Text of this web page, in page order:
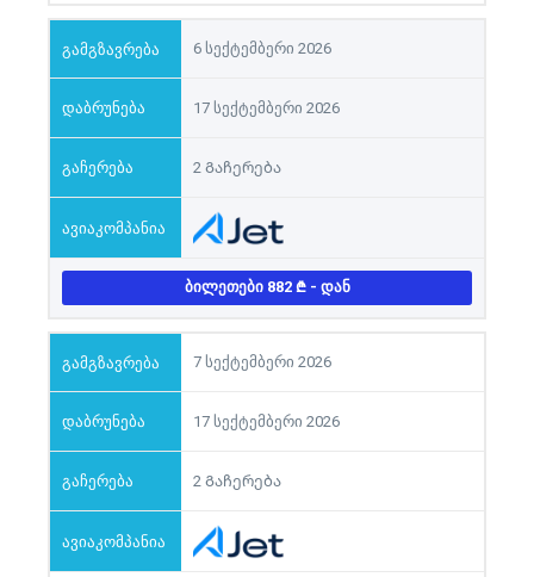
6 სექტემბერი 2026
17 სექტემბერი 2026
2 Გაჩერება
ᲑᲘᲚᲔᲗᲔᲑᲘ 882 - ᲓᲐᲜ
7 სექტემბერი 2026
17 სექტემბერი 2026
2 Გაჩერება